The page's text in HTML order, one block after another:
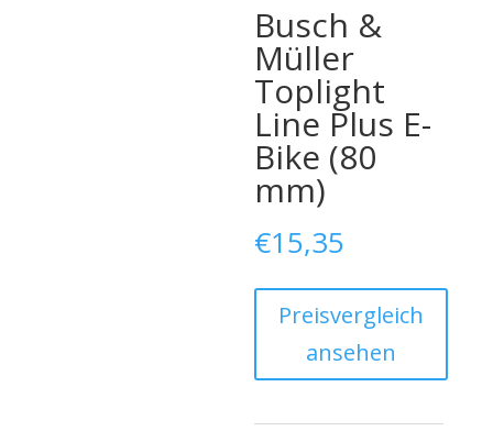
Busch &
Müller
Toplight
Line Plus E-
Bike (80
mm)
€15,35
Preisvergleich
ansehen